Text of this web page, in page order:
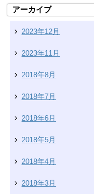
アーカイブ
2023年12月
2023年11月
2018年8月
2018年7月
2018年6月
2018年5月
2018年4月
2018年3月